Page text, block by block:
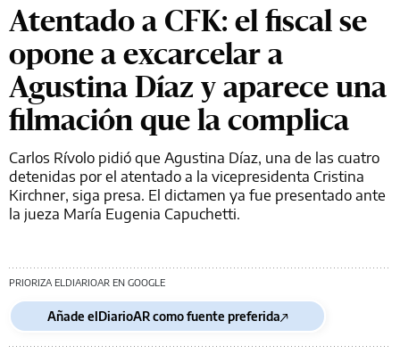
Atentado a CFK: el fiscal se
opone a excarcelar a
Agustina Díaz y aparece una
filmación que la complica
Carlos Rívolo pidió que Agustina Díaz, una de las cuatro
detenidas por el atentado a la vicepresidenta Cristina
Kirchner, siga presa. El dictamen ya fue presentado ante
la jueza María Eugenia Capuchetti.
PRIORIZA ELDIARIOAR EN GOOGLE
Añade elDiarioAR como fuente preferida